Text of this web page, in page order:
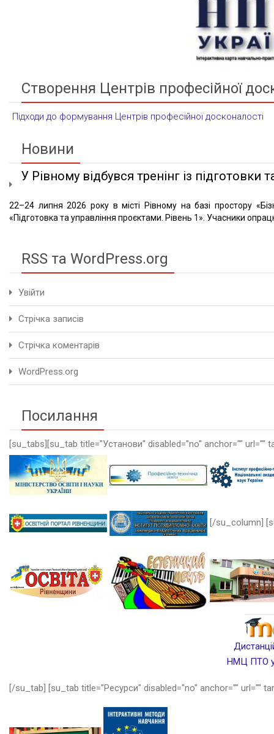
Створення Центрів професійної
Підходи до формування Центрів професійної досконалості
Новини
У Рівному відбувся тренінг із підготовки
22–24 липня 2026 року в місті Рівному на базі простору
«Підготовка та управління проєктами. Рівень 1». Учасники
RSS та WordPress.org
Увійти
Стрічка записів
Стрічка коментарів
WordPress.org
Посилання
[su_tabs][su_tab title="Установи" disabled="no" anchor=""
[/su_column]
НМЦ ПТО у
[/su_tab] [su_tab title="Ресурси" disabled="no" anchor="" url=""